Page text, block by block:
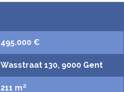
495.000 €
Wasstraat 130, 9000 Gent
211 m²